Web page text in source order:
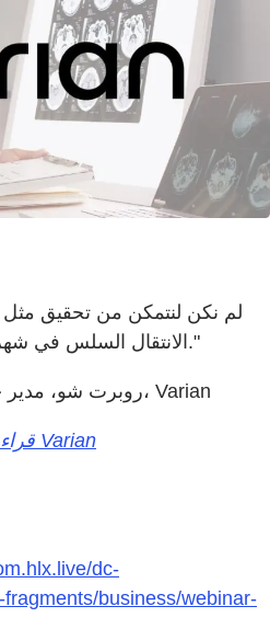
الانتقال السلس في شهرين فقط. إنه إنجاز لا يُصدق."
— روبرت شو، مدير حلول تطبيقات المؤسسة، Varian
قراءة قصة Varian | قراءة قصة Varian
dc-
business/webinar-